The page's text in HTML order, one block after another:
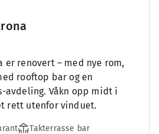
er renovert – med nye rom,
rooftop bar og en
avdeling. Våkn opp midt i
rett utenfor vinduet.
Takterrasse bar